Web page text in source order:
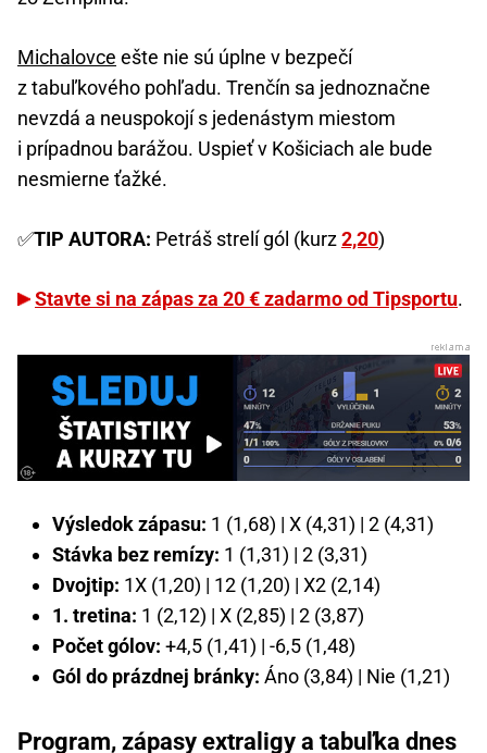
Michalovce ešte nie sú úplne v bezpečí
z tabuľkového pohľadu. Trenčín sa jednoznačne
nevzdá a neuspokojí s jedenástym miestom
i prípadnou barážou. Uspieť v Košiciach ale bude
nesmierne ťažké.
✅TIP AUTORA: Petráš strelí gól (kurz2,20)
Stavte si na zápas za 20 € zadarmo od Tipsportu.
Výsledok zápasu: 1 (1,68) | X (4,31) | 2 (4,31)
Stávka bez remízy: 1 (1,31) | 2 (3,31)
Dvojtip: 1X (1,20) | 12 (1,20) | X2 (2,14)
1. tretina: 1 (2,12) | X (2,85) | 2 (3,87)
Počet gólov: +4,5 (1,41) | -6,5 (1,48)
Gól do prázdnej bránky: Áno (3,84) | Nie (1,21)
Program, zápasy extraligy a tabuľka dnes